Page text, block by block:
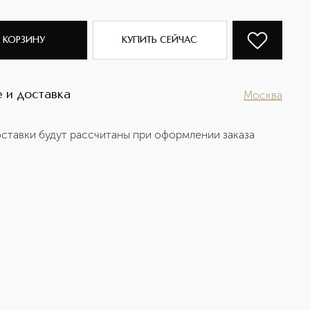
КОРЗИНУ КУПИТЬ СЕЙЧАС
и доставка Москва
будут рассчитаны при оформлении заказа